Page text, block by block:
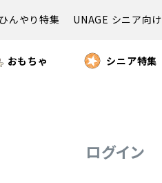
ひんやり特集 UNAGE シニア向け
おもちゃ シニア特集
ログイン